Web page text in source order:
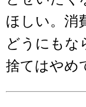
ほしい。消
どうにもな
捨てはやめ